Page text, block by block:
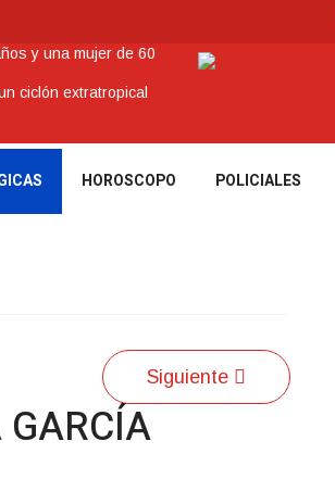
y una mujer de 60
ciclón extratropical
HOROSCOPO POLICIALES
Siguiente